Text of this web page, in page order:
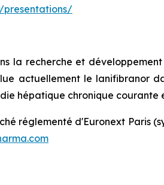
presentations/
la recherche et
actuellement le lanifibranor
hépatique chronique courante
réglementé d'Euronext Paris